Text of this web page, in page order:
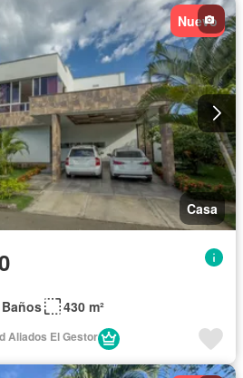
Nuevo
Casa
430 m²
Aliados El Gestor